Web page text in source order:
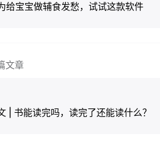
给宝宝做辅食发愁，试试这款软件
文章
| 书能读完吗，读完了还能读什么？